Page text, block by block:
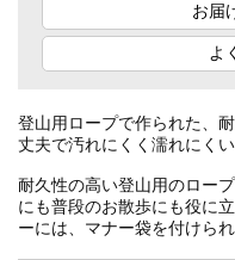
お届
よ
登山用ロープで作られた、
丈夫で汚れにくく濡れにく
耐久性の高い登山用のロー
にも普段のお散歩にも役に
ーには、マナー袋を付けられ